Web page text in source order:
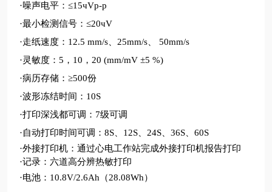
·噪声电平： ≤15чVp-p
·最小检测信号： ≤20чV
·走纸速度： 12.5 mm/s、25mm/s、 50mm/s
·灵敏度： 5，10，20 (mm/mV ±5 %)
·病历存储： ≥500份
·波形冻结时间： 10S
·打印深浅都可调： 7级可调
·自动打印时间可调： 8S、12S、24S、36S、60S
·外接打印机：通过心电工作站完成外接打印机报告打印
·记录：六道高分辨热敏打印
·电池： 10.8V/2.6Ah（28.08Wh）